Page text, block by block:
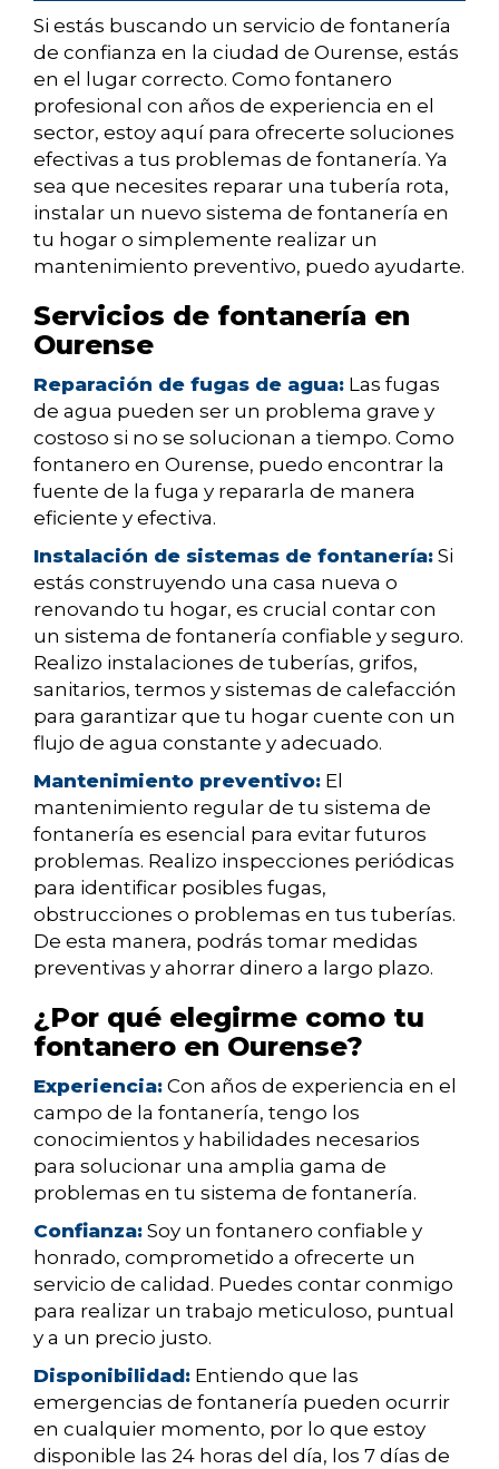
Si estás buscando un servicio de fontanería
de confianza en la ciudad de Ourense, estás
en el lugar correcto. Como fontanero
profesional con años de experiencia en el
sector, estoy aquí para ofrecerte soluciones
efectivas a tus problemas de fontanería. Ya
sea que necesites reparar una tubería rota,
instalar un nuevo sistema de fontanería en
tu hogar o simplemente realizar un
mantenimiento preventivo, puedo ayudarte.
Servicios de fontanería en
Ourense
Reparación de fugas de agua: Las fugas
de agua pueden ser un problema grave y
costoso si no se solucionan a tiempo. Como
fontanero en Ourense, puedo encontrar la
fuente de la fuga y repararla de manera
eficiente y efectiva.
Instalación de sistemas de fontanería: Si
estás construyendo una casa nueva o
renovando tu hogar, es crucial contar con
un sistema de fontanería confiable y seguro.
Realizo instalaciones de tuberías, grifos,
sanitarios, termos y sistemas de calefacción
para garantizar que tu hogar cuente con un
flujo de agua constante y adecuado.
Mantenimiento preventivo: El
mantenimiento regular de tu sistema de
fontanería es esencial para evitar futuros
problemas. Realizo inspecciones periódicas
para identificar posibles fugas,
obstrucciones o problemas en tus tuberías.
De esta manera, podrás tomar medidas
preventivas y ahorrar dinero a largo plazo.
¿Por qué elegirme como tu
fontanero en Ourense?
Experiencia: Con años de experiencia en el
campo de la fontanería, tengo los
conocimientos y habilidades necesarios
para solucionar una amplia gama de
problemas en tu sistema de fontanería.
Confianza: Soy un fontanero confiable y
honrado, comprometido a ofrecerte un
servicio de calidad. Puedes contar conmigo
para realizar un trabajo meticuloso, puntual
y a un precio justo.
Disponibilidad: Entiendo que las
emergencias de fontanería pueden ocurrir
en cualquier momento, por lo que estoy
disponible las 24 horas del día, los 7 días de